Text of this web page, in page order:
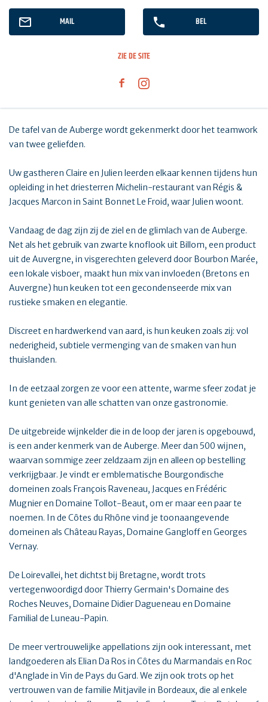
MAIL BEL
ZIE DE SITE
De tafel van de Auberge wordt gekenmerkt door het teamwork
van twee geliefden.
Uw gastheren Claire en Julien leerden elkaar kennen tijdens hun
opleiding in het driesterren Michelin-restaurant van Régis &
Jacques Marcon in Saint Bonnet Le Froid, waar Julien woont.
Vandaag de dag zijn zij de ziel en de glimlach van de Auberge.
Net als het gebruik van zwarte knoflook uit Billom, een product
uit de Auvergne, in visgerechten geleverd door Bourbon Marée,
een lokale visboer, maakt hun mix van invloeden (Bretons en
Auvergne) hun keuken tot een gecondenseerde mix van
rustieke smaken en elegantie.
Discreet en hardwerkend van aard, is hun keuken zoals zij: vol
nederigheid, subtiele vermenging van de smaken van hun
thuislanden.
In de eetzaal zorgen ze voor een attente, warme sfeer zodat je
kunt genieten van alle schatten van onze gastronomie.
De uitgebreide wijnkelder die in de loop der jaren is opgebouwd,
is een ander kenmerk van de Auberge. Meer dan 500 wijnen,
waarvan sommige zeer zeldzaam zijn en alleen op bestelling
verkrijgbaar. Je vindt er emblematische Bourgondische
domeinen zoals François Raveneau, Jacques en Frédéric
Mugnier en Domaine Tollot-Beaut, om er maar een paar te
noemen. In de Côtes du Rhône vind je toonaangevende
domeinen als Château Rayas, Domaine Gangloff en Georges
Vernay.
De Loirevallei, het dichtst bij Bretagne, wordt trots
vertegenwoordigd door Thierry Germain's Domaine des
Roches Neuves, Domaine Didier Dagueneau en Domaine
Familial de Luneau-Papin.
De meer vertrouwelijke appellations zijn ook interessant, met
landgoederen als Elian Da Ros in Côtes du Marmandais en Roc
d'Anglade in Vin de Pays du Gard. We zijn ook trots op het
vertrouwen van de familie Mitjavile in Bordeaux, die al enkele